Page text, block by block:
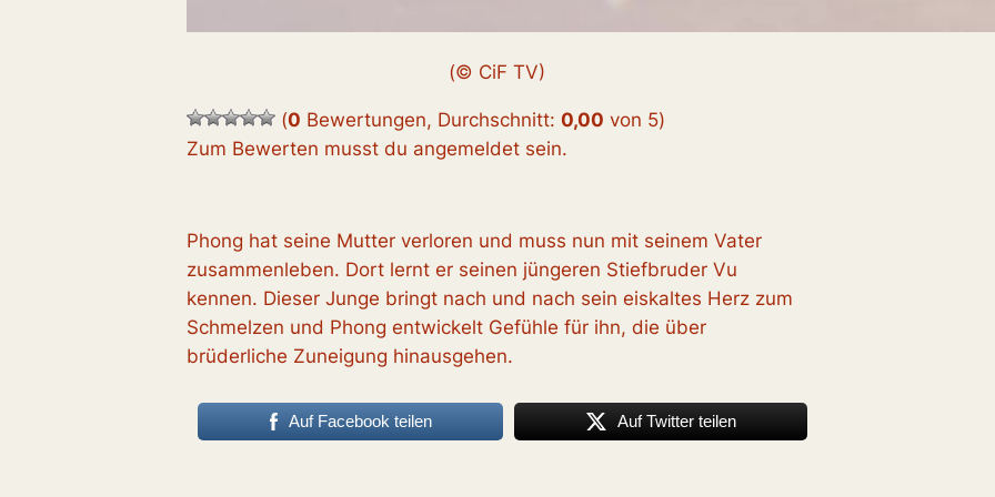
(© CiF TV)
(0 Bewertungen, Durchschnitt: 0,00 von 5)
Zum Bewerten musst du angemeldet sein.
Phong hat seine Mutter verloren und muss nun mit seinem Vater
zusammenleben. Dort lernt er seinen jüngeren Stiefbruder Vu
kennen. Dieser Junge bringt nach und nach sein eiskaltes Herz zum
Schmelzen und Phong entwickelt Gefühle für ihn, die über
brüderliche Zuneigung hinausgehen.
Auf Facebook teilen Auf Twitter teilen